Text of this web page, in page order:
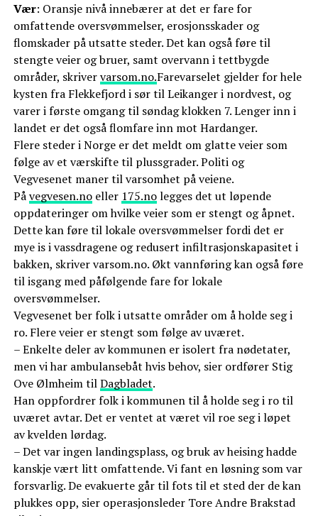
Vær: Oransje nivå innebærer at det er fare for
omfattende oversvømmelser, erosjonsskader og
flomskader på utsatte steder. Det kan også føre til
stengte veier og bruer, samt overvann i tettbygde
områder, skrivervarsom.no.Farevarselet gjelder for hele
kysten fra Flekkefjord i sør til Leikanger i nordvest, og
varer i første omgang til søndag klokken 7. Lenger inn i
landet er det også flomfare inn mot Hardanger.
Flere steder i Norge er det meldt om glatte veier som
følge av et værskifte til plussgrader. Politi og
Vegvesenet maner til varsomhet på veiene.
Påvegvesen.noeller 175.nolegges det ut løpende
oppdateringer om hvilke veier som er stengt og åpnet.
Dette kan føre til lokale oversvømmelser fordi det er
mye is i vassdragene og redusert infiltrasjonskapasitet i
bakken, skriver varsom.no. Økt vannføring kan også føre
til isgang med påfølgende fare for lokale
oversvømmelser.
Vegvesenet ber folk i utsatte områder om å holde seg i
ro. Flere veier er stengt som følge av uværet.
– Enkelte deler av kommunen er isolert fra nødetater,
men vi har ambulansebåt hvis behov, sier ordfører Stig
Ove Ølmheim tilDagbladet.
Han oppfordrer folk i kommunen til å holde seg i ro til
uværet avtar. Det er ventet at været vil roe seg i løpet
av kvelden lørdag.
– Det var ingen landingsplass, og bruk av heising hadde
kanskje vært litt omfattende. Vi fant en løsning som var
forsvarlig. De evakuerte går til fots til et sted der de kan
plukkes opp, sier operasjonsleder Tore Andre Brakstad